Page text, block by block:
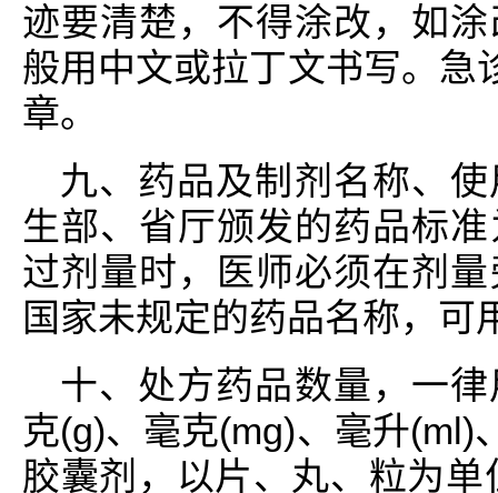
迹要清楚，不得涂改，如
般用中文或拉丁文书写。急
章。
九、药品及制剂名称、
生部、省厅颁发的药品标
过剂量时，医师必须在剂
国家未规定的药品名称，可
十、处方药品数量，一
克(g)、毫克(mg)、毫升(ml)
胶囊剂，以片、丸、粒为